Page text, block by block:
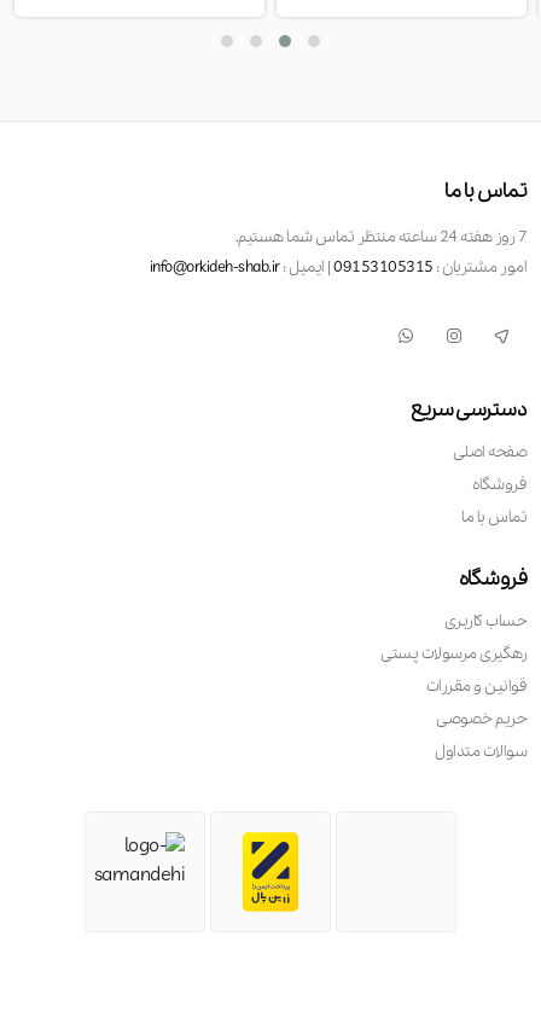
تماس با ما
7 روز هفته 24 ساعته منتظر تماس شما هستیم.
امور مشتریان : 09153105315| ایمیل :info@orkideh-shab.ir
دسترسی سریع
صفحه اصلی
فروشگاه
تماس با ما
فروشگاه
حساب کاربری
رهگیری مرسولات پستی
قوانین و مقررات
حریم خصوصی
سوالات متداول